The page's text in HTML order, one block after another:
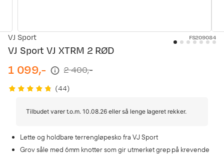
VJ Sport FS209084
VJ Sport VJ XTRM 2 RØD
discounted
price
1 099,-
original
price
2 400,-
(44)
Tilbudet varer t.o.m. 10.08.26 eller så lenge lageret rekker.
Lette og holdbare terrengløpesko fra VJ Sport
Grov såle med 6mm knotter som gir utmerket grep på krevende